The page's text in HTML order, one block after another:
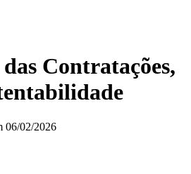
Contratações,
06/02/2026